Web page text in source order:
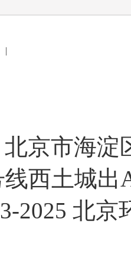
|
京市海淀
线西土城出
2025 北